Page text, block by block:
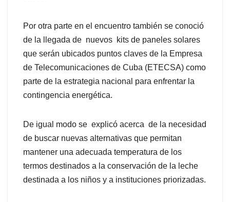
‎Por otra parte en el encuentro también se conoció
de la llegada de nuevos kits de paneles solares
que serán ubicados puntos claves de la Empresa
de Telecomunicaciones de Cuba (ETECSA) como
parte de la estrategia nacional para enfrentar la
contingencia energética.
‎De igual modo se explicó acerca de la necesidad
de buscar nuevas alternativas que permitan
mantener una adecuada temperatura de los
termos destinados a la conservación de la leche
destinada a los niños y a instituciones priorizadas.